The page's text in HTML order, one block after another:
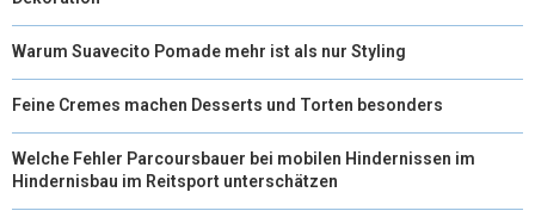
Warum Suavecito Pomade mehr ist als nur Styling
Feine Cremes machen Desserts und Torten besonders
Welche Fehler Parcoursbauer bei mobilen Hindernissen im
Hindernisbau im Reitsport unterschätzen